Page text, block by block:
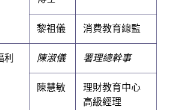
黎祖儀 消費教育總監
陳淑儀 署理總幹事
陳慧敏
理財教育中心
高級經理